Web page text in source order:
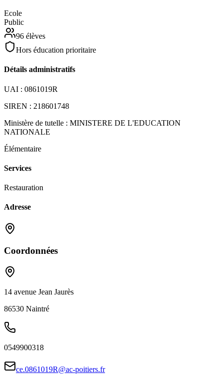
Ecole
Public
96 élèves
Hors éducation prioritaire
Détails administratifs
UAI : 0861019R
SIREN : 218601748
Ministère de tutelle : MINISTERE DE L'EDUCATION
NATIONALE
Élémentaire
Services
Restauration
Adresse
Coordonnées
14 avenue Jean Jaurès
86530 Naintré
0549900318
ce.0861019R@ac-poitiers.fr